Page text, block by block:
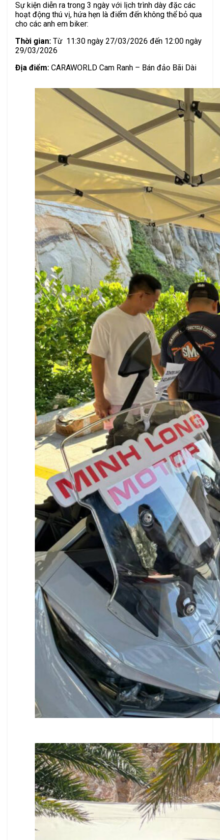
Sự kiện diễn ra trong 3 ngày với lịch trình dày đặc các
hoạt động thú vị, hứa hẹn là điểm đến không thể bỏ qua
cho các anh em biker:
Thời gian: Từ 11:30 ngày 27/03/2026 đến 12:00 ngày
29/03/2026
Địa điểm: CARAWORLD Cam Ranh – Bán đảo Bãi Dài